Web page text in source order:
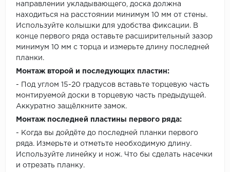
направлении укладывающего, доска должна
находиться на расстоянии минимум 10 мм от стены.
Используйте колышки для удобства фиксации. В
конце первого ряда оставьте расширительный зазор
минимум 10 мм с торца и измерьте длину последней
планки.
Монтаж второй и последующих пластин:
- Под углом 15-20 градусов вставьте торцевую часть
монтируемой доски в торцевую часть предыдущей.
Аккуратно защёлкните замок.
Монтаж последней пластины первого ряда:
- Когда вы дойдёте до последней планки первого
ряда. Измерьте и отметьте необходимую длину.
Используйте линейку и нож. Что бы сделать насечки
и отрезать планку.